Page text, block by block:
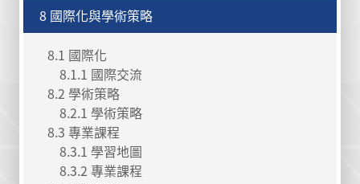
8 國際化與學術策略
8.1 國際化
8.1.1 國際交流
8.2 學術策略
8.2.1 學術策略
8.3 專業課程
8.3.1 學習地圖
8.3.2 專業課程